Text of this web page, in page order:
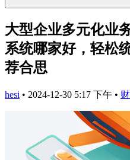
大型企业多元化业
系统哪家好，轻松
荐合思
hesi • 2024-12-30 5:17 下午 •